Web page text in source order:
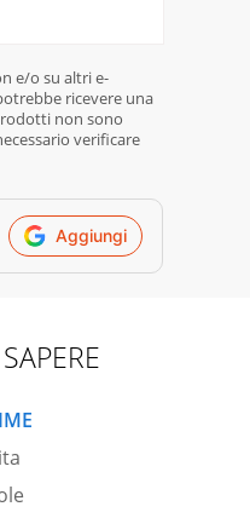
e/o su altri e-
ricevere una
non sono
verificare
Aggiungi
SAPERE